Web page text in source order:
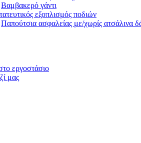
Βαμβακερό γάντι
εξοπλισμός ποδιών
Παπούτσια ασφαλείας με/χωρίς ατσάλινα
εργοστάσιο
μας